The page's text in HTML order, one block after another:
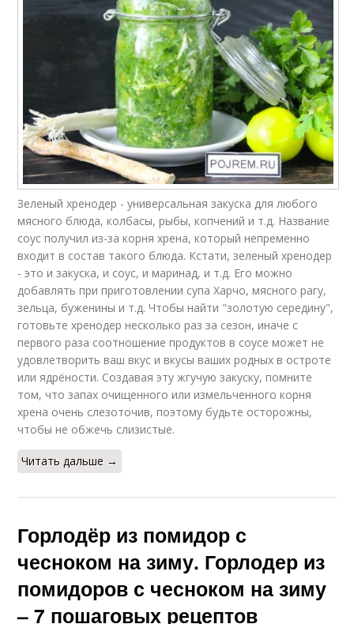
Зеленый хренодер - универсальная закуска для любого
мясного блюда, колбасы, рыбы, копчений и т.д. Название
соус получил из-за корня хрена, который непременно
входит в состав такого блюда. Кстати, зеленый хренодер
- это и закуска, и соус, и маринад, и т.д. Его можно
добавлять при приготовлении супа Харчо, мясного рагу,
зельца, буженины и т.д. Чтобы найти "золотую середину",
готовьте хренодер несколько раз за сезон, иначе с
первого раза соотношение продуктов в соусе может не
удовлетворить ваш вкус и вкусы ваших родных в остроте
или ядрёности. Создавая эту жгучую закуску, помните
том, что запах очищенного или измельченного корня
хрена очень слезоточив, поэтому будьте осторожны,
чтобы не обжечь слизистые.
Читать дальше →
Горлодёр из помидор с
чесноком на зиму. Горлодер из
помидоров с чесноком на зиму
– 7 пошаговых рецептов